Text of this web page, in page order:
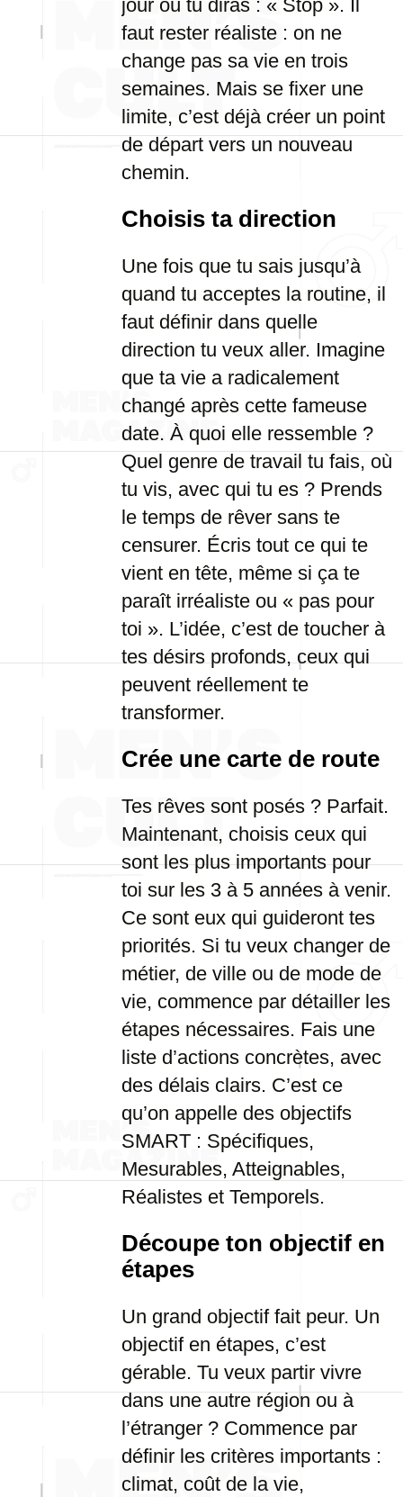
jour où tu diras : « Stop ». Il
faut rester réaliste : on ne
change pas sa vie en trois
semaines. Mais se fixer une
limite, c’est déjà créer un point
de départ vers un nouveau
chemin.
Choisis ta direction
Une fois que tu sais jusqu’à
quand tu acceptes la routine, il
faut définir dans quelle
direction tu veux aller. Imagine
que ta vie a radicalement
changé après cette fameuse
date. À quoi elle ressemble ?
Quel genre de travail tu fais, où
tu vis, avec qui tu es ? Prends
le temps de rêver sans te
censurer. Écris tout ce qui te
vient en tête, même si ça te
paraît irréaliste ou « pas pour
toi ». L’idée, c’est de toucher à
tes désirs profonds, ceux qui
peuvent réellement te
transformer.
Crée une carte de route
Tes rêves sont posés ? Parfait.
Maintenant, choisis ceux qui
sont les plus importants pour
toi sur les 3 à 5 années à venir.
Ce sont eux qui guideront tes
priorités. Si tu veux changer de
métier, de ville ou de mode de
vie, commence par détailler les
étapes nécessaires. Fais une
liste d’actions concrètes, avec
des délais clairs. C’est ce
qu’on appelle des objectifs
SMART : Spécifiques,
Mesurables, Atteignables,
Réalistes et Temporels.
Découpe ton objectif en
étapes
Un grand objectif fait peur. Un
objectif en étapes, c’est
gérable. Tu veux partir vivre
dans une autre région ou à
l’étranger ? Commence par
définir les critères importants :
climat, coût de la vie,